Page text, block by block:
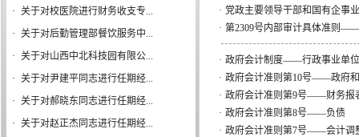
· 关于对校医院进行财务收支专...
· 关于对后勤管理部餐饮服务中...
· 关于对山西中北科技园有限公...
· 关于对尹建平同志进行任期经...
· 关于对郝晓东同志进行任期经...
· 关于对赵正杰同志进行任期经...
· 党政主要领导干部和国有企事
· 第2309号内部审计具体准则
· 政府会计制度——行政事业单
· 政府会计准则第10号——政府
· 政府会计准则第9号——财务报
· 政府会计准则第8号——负债
· 政府会计准则第7号——会计调